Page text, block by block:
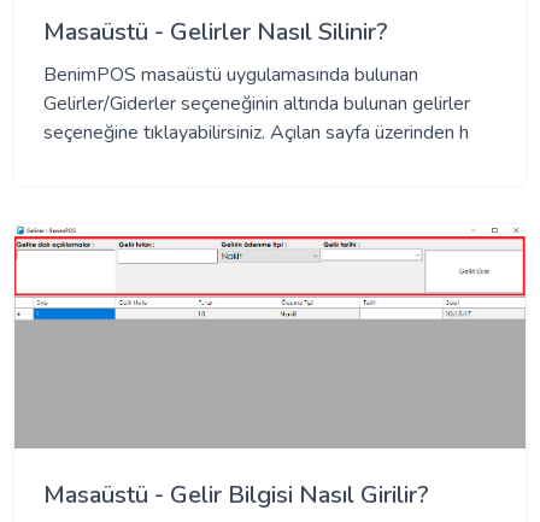
Masaüstü - Gelirler Nasıl Silinir?
BenimPOS masaüstü uygulamasında bulunan
Gelirler/Giderler seçeneğinin altında bulunan gelirler
seçeneğine tıklayabilirsiniz. Açılan sayfa üzerinden h
Masaüstü - Gelir Bilgisi Nasıl Girilir?